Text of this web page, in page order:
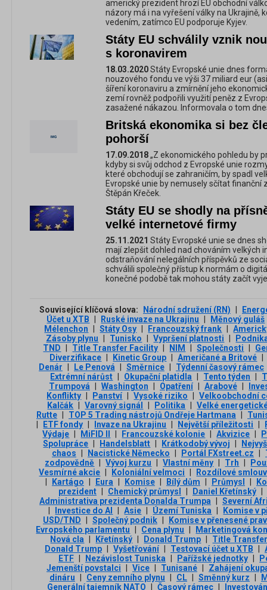
americký prezident hrozí EU obchodní
názory má i na vyřešení války na Ukrajině,
vedením, zatímco EU podporuje Kyjev.
Státy EU schválily vznik
s koronavirem
18.03.2020Státy Evropské unie dnes
nouzového fondu ve výši 37 miliard eur
šíření koronaviru a zmírnění jeho
zemí rovněž podpořili využití peněz z
zasažené nákazou. Informovala o tom
Britská ekonomika si bez
pohorší
17.09.2018„Z ekonomického pohledu by
kdyby si svůj odchod z Evropské unie
které obchodují se zahraničím, by spadl
Evropské unie by nemusely sčítat finanční
Štěpán Křeček.
Státy EU se shodly na
velké internetové firmy
25.11.2021 Státy Evropské unie se dnes
mají zlepšit dohled nad chováním velkých
odstraňování nelegálních příspěvků ze
schválili společný přístup k normám o
konečné podobě tak mohou státy začít
Související klíčová slova: Národní sdružení (RN)
Účet u XTB
Ruské invaze na Ukrajinu
Měnový guláš
Mélenchon
Státy Osy Francouzský frank
Zásoby plynu
Tunisko Vypršení platnosti
TND
Title Transfer Facility NIM Společnosti
Diverzifikace
Kinetic Group Američané a Britové
Denár
Le Penová Směrnice
Týdenní časový rámec
Extrémní nárůst
Okupační platidla Tento týden
Trumpová
Washington Opatření Arabové
Konflikty
Panství Vysoké riziko
Velkoobchodní
Kalčák
Varovný signál Politika
Velké
Rutte
TOP 5 Trading nástrojů Ondřeje Hartmana
ETF fondy Invaze na Ukrajinu Největší příležitosti
Výdaje
MiFID II Francouzské kolonie Akvizice
Spolupráce
Handelsblatt Krátkodobý vývoj
chaos
Nacistické Německo Portál FXstreet.cz
zodpovědně
Vývoj kurzu Vlastní měny Trh
Vesmírné akcie
Koloniální velmoci
Rozdílové
Kartágo Eura Komise Bílý dům Průmysl
prezident
Chemický průmysl Daniel Křetínský
Administrativa prezidenta Donalda Trumpa
Severní
Investice do AI Asie Území Tuniska
Komise v
USD/TND
Společný podnik
Komise v přenesené
Evropského parlamentu
Cena plynu
Marketingová
Nová cla
Křetínský Donald Trump
Title
Donald Trump
Vyšetřování Testovací účet u XTB
ETF
Nezávislost Tuniska Pařížské jednotky
Jemenští povstalci
Vice Tunisané
Zahájení
dináru
Ceny zemního plynu CL Směnný kurz
Generální tajemník NATO
Časový rámec